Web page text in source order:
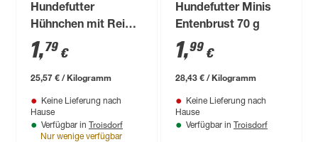
Hundefutter
Hühnchen mit Reis
70 g
1,79 €
25,57 € / Kilogramm
Keine Lieferung nach
Hause
Verfügbar in Troisdorf
Nur wenige verfügbar
Hundefutter Minis
Entenbrust 70 g
1,99 €
28,43 € / Kilogramm
Keine Lieferung nach
Hause
Verfügbar in Troisdorf